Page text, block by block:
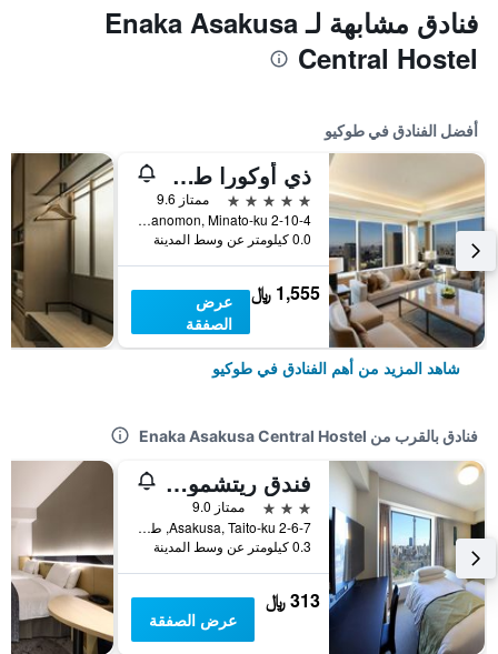
فنادق مشابهة لـ Enaka Asakusa
Central Hostel
أفضل الفنادق في طوكيو
ذي أوكورا طوكيو
5 نجوم
ممتاز 9.6
2-10-4 Toranomon, Minato-ku, طوكيو, اليابان
0.0 كيلومتر عن وسط المدينة
1,555 ﷼
عرض
الصفقة
شاهد المزيد من أهم الفنادق في طوكيو
فنادق بالقرب من Enaka Asakusa Central Hostel
فندق ريتشموند بريمير أساكوسا انترناشونال
3 نجوم
ممتاز 9.0
2-6-7 Asakusa, Taito-ku, طوكيو, اليابان
0.3 كيلومتر عن وسط المدينة
313 ﷼
عرض الصفقة